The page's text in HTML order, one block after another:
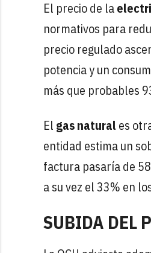
El precio de la
normativos para
precio regulado
potencia y un
más que probables
El gas naturales
entidad estima un
factura pasaría de
a su vez el 33% en
SUBIDA DEL